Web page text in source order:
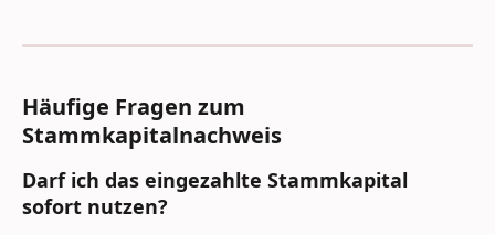
Häufige Fragen zum
Stammkapitalnachweis
Darf ich das eingezahlte Stammkapital
sofort nutzen?